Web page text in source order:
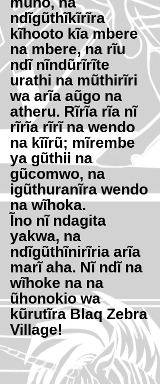
ndĩgũthĩkĩrĩra
kĩhooto kĩa mbere
na mbere, na rĩu
ndĩ nĩndũrĩrĩte
urathi na mũthirĩri
wa arĩa aũgo na
atheru. Rĩrĩa rĩa nĩ
rĩrĩa rĩrĩ na wendo
na kĩĩrũ; mĩrembe
ya gũthii na
gũcomwo, na
igũthuranĩra wendo
na wĩhoka.
Ĩno nĩ ndagita
yakwa, na
ndĩgũthĩnirĩria arĩa
marĩ aha. Nĩ ndĩ na
wĩhoke na na
ũhonokio wa
kũrutĩra Blaq Zebra
Village!